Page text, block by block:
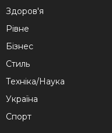
Здоров'я
Рівне
Бізнес
Стиль
Техніка/Наука
Україна
Спорт